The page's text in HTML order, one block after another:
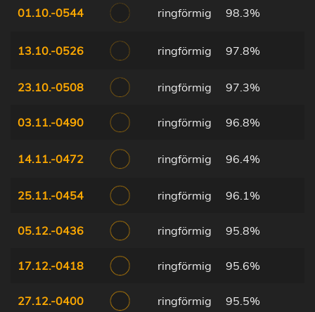
01.10.-0544 ringförmig 98.3%
13.10.-0526 ringförmig 97.8%
23.10.-0508 ringförmig 97.3%
03.11.-0490 ringförmig 96.8%
14.11.-0472 ringförmig 96.4%
25.11.-0454 ringförmig 96.1%
05.12.-0436 ringförmig 95.8%
17.12.-0418 ringförmig 95.6%
27.12.-0400 ringförmig 95.5%